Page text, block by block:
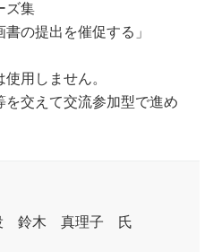
ズ集
書の提出を催促する」
用しません。
交えて交流参加型で進め
鈴木 真理子 氏